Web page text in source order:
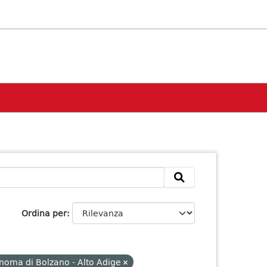
Ordina per
di Bolzano - Alto Adige